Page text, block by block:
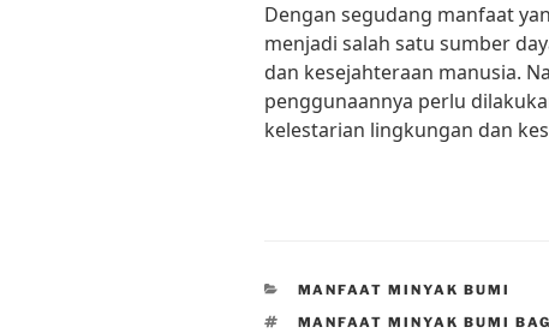
Dengan segudang manfaat
menjadi salah satu sumber
dan kesejahteraan manusia.
penggunaannya perlu
kelestarian lingkungan dan
CATEGORIES
MANFAAT MINYAK BUMI
TAGS
MANFAAT MINYAK BUMI